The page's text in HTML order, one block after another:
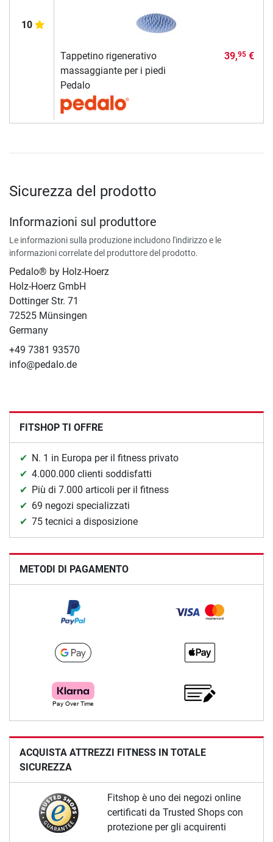
10
Tappetino rigenerativo
massaggiante per i piedi
Pedalo
39,95€
Sicurezza del prodotto
Informazioni sul produttore
Le informazioni sulla produzione includono l'indirizzo e le
informazioni correlate del produttore del prodotto.
Pedalo® by Holz-Hoerz
Holz-Hoerz GmbH
Dottinger Str. 71
72525 Münsingen
Germany
+49 7381 93570
info@pedalo.de
FITSHOP TI OFFRE
N. 1 in Europa per il fitness privato
4.000.000 clienti soddisfatti
Più di 7.000 articoli per il fitness
69 negozi specializzati
75 tecnici a disposizione
METODI DI PAGAMENTO
ACQUISTA ATTREZZI FITNESS IN TOTALE
SICUREZZA
Fitshop è uno dei negozi online
certificati da Trusted Shops con
protezione per gli acquirenti